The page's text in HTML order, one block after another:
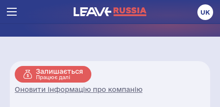
UK
Залишається
Працює далі
Оновити інформацію про компанію